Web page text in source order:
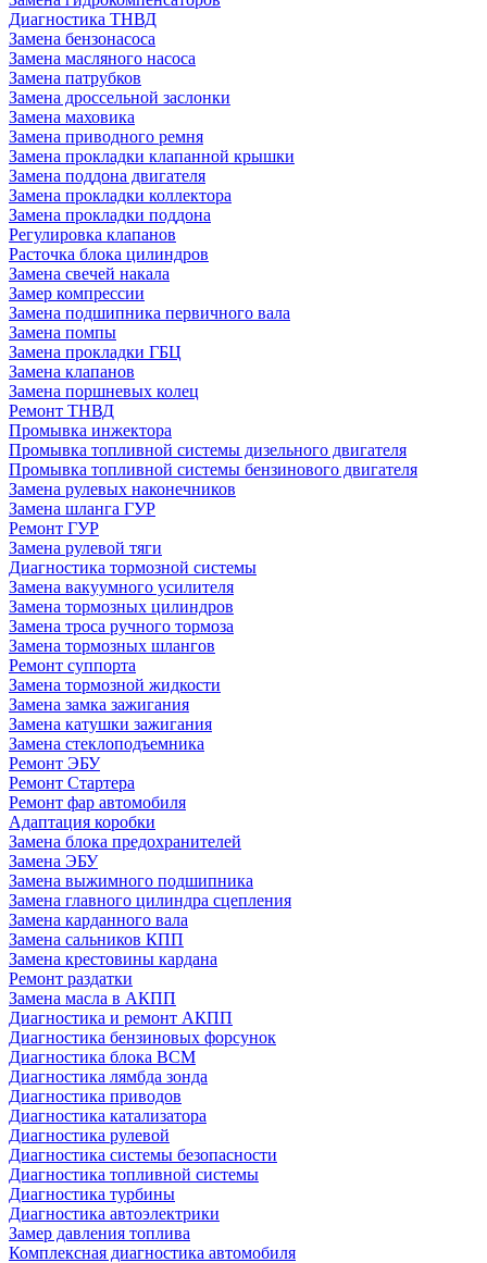
Диагностика ТНВД
Замена бензонасоса
Замена масляного насоса
Замена патрубков
Замена дроссельной заслонки
Замена маховика
Замена приводного ремня
Замена прокладки клапанной крышки
Замена поддона двигателя
Замена прокладки коллектора
Замена прокладки поддона
Регулировка клапанов
Расточка блока цилиндров
Замена свечей накала
Замер компрессии
Замена подшипника первичного вала
Замена помпы
Замена прокладки ГБЦ
Замена клапанов
Замена поршневых колец
Ремонт ТНВД
Промывка инжектора
Промывка топливной системы дизельного двигателя
Промывка топливной системы бензинового двигателя
Замена рулевых наконечников
Замена шланга ГУР
Ремонт ГУР
Замена рулевой тяги
Диагностика тормозной системы
Замена вакуумного усилителя
Замена тормозных цилиндров
Замена троса ручного тормоза
Замена тормозных шлангов
Ремонт суппорта
Замена тормозной жидкости
Замена замка зажигания
Замена катушки зажигания
Замена стеклоподъемника
Ремонт ЭБУ
Ремонт Стартера
Ремонт фар автомобиля
Адаптация коробки
Замена блока предохранителей
Замена ЭБУ
Замена выжимного подшипника
Замена главного цилиндра сцепления
Замена карданного вала
Замена сальников КПП
Замена крестовины кардана
Ремонт раздатки
Замена масла в АКПП
Диагностика и ремонт АКПП
Диагностика бензиновых форсунок
Диагностика блока BCM
Диагностика лямбда зонда
Диагностика приводов
Диагностика катализатора
Диагностика рулевой
Диагностика системы безопасности
Диагностика топливной системы
Диагностика турбины
Диагностика автоэлектрики
Замер давления топлива
Комплексная диагностика автомобиля